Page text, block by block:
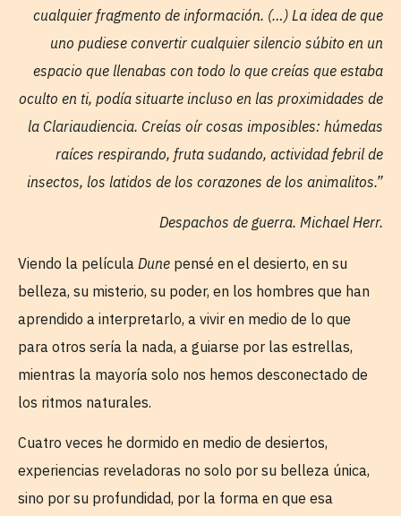
cualquier fragmento de información. (…) La idea de que
uno pudiese convertir cualquier silencio súbito en un
espacio que llenabas con todo lo que creías que estaba
oculto en ti, podía situarte incluso en las proximidades de
la Clariaudiencia. Creías oír cosas imposibles: húmedas
raíces respirando, fruta sudando, actividad febril de
insectos, los latidos de los corazones de los animalitos.”
Despachos de guerra. Michael Herr.
Viendo la película Dune pensé en el desierto, en su
belleza, su misterio, su poder, en los hombres que han
aprendido a interpretarlo, a vivir en medio de lo que
para otros sería la nada, a guiarse por las estrellas,
mientras la mayoría solo nos hemos desconectado de
los ritmos naturales.
Cuatro veces he dormido en medio de desiertos,
experiencias reveladoras no solo por su belleza única,
sino por su profundidad, por la forma en que esa